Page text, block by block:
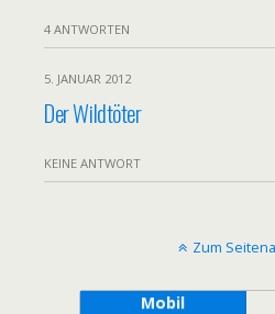
4 ANTWORTEN
5. JANUAR 2012
Der Wildtöter
KEINE ANTWORT
Zum
Mobil